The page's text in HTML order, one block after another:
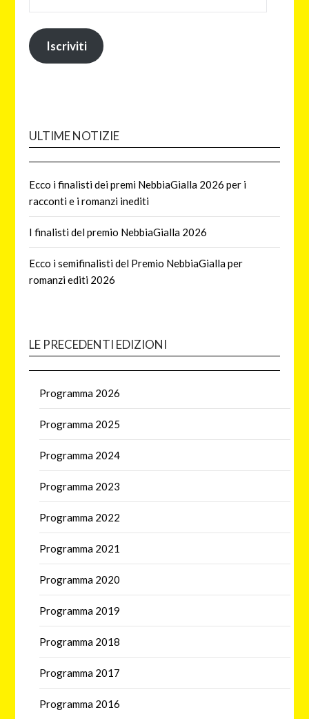
Iscriviti
ULTIME NOTIZIE
Ecco i finalisti dei premi NebbiaGialla 2026 per i
racconti e i romanzi inediti
I finalisti del premio NebbiaGialla 2026
Ecco i semifinalisti del Premio NebbiaGialla per
romanzi editi 2026
LE PRECEDENTI EDIZIONI
Programma 2026
Programma 2025
Programma 2024
Programma 2023
Programma 2022
Programma 2021
Programma 2020
Programma 2019
Programma 2018
Programma 2017
Programma 2016